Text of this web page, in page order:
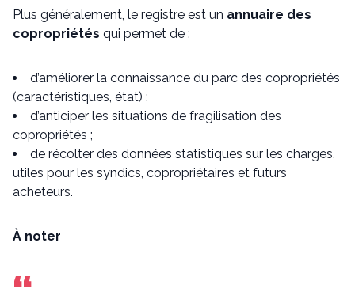
Plus généralement, le registre est un annuaire des
copropriétés qui permet de :
d’améliorer la connaissance du parc des copropriétés
(caractéristiques, état) ;
d’anticiper les situations de fragilisation des
copropriétés ;
de récolter des données statistiques sur les charges,
utiles pour les syndics, copropriétaires et futurs
acheteurs.
À noter